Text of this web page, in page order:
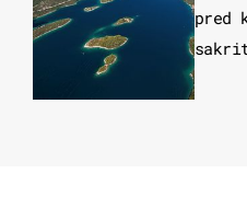
pred